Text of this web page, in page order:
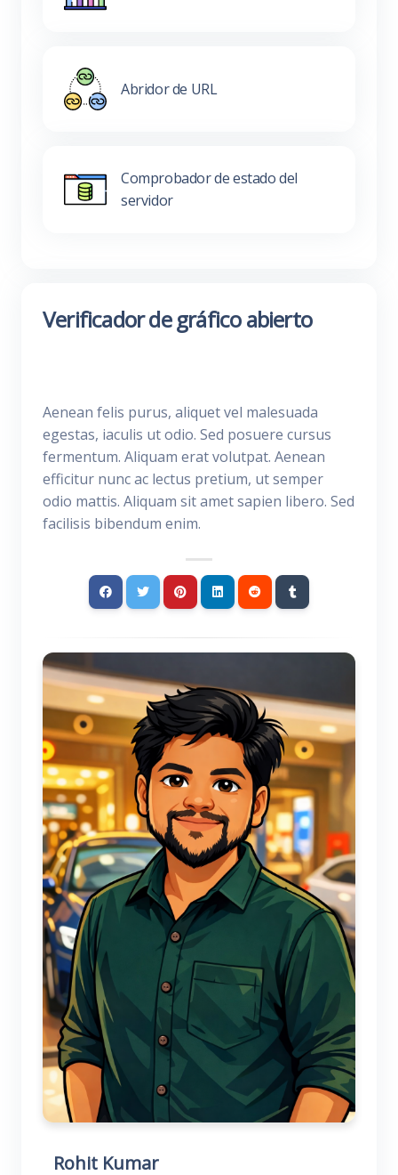
Abridor de URL
Comprobador de estado del
servidor
Verificador de gráfico abierto
Aenean felis purus, aliquet vel malesuada
egestas, iaculis ut odio. Sed posuere cursus
fermentum. Aliquam erat volutpat. Aenean
efficitur nunc ac lectus pretium, ut semper
odio mattis. Aliquam sit amet sapien libero. Sed
facilisis bibendum enim.
Rohit Kumar